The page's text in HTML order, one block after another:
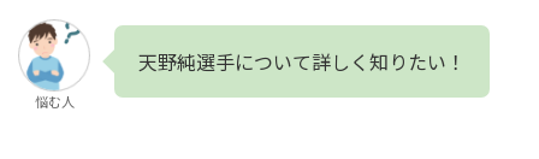
悩む人
天野純選手について詳しく知りたい！